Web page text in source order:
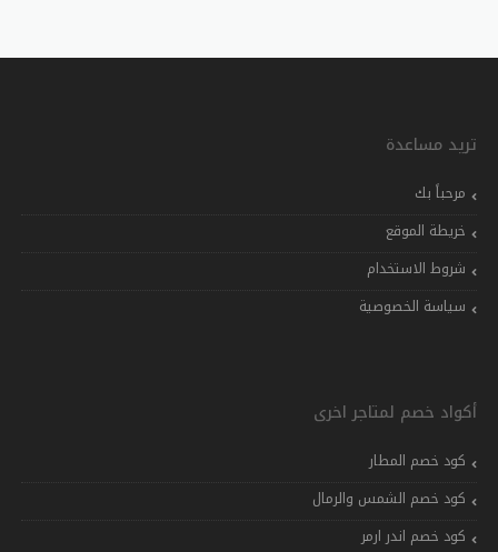
تريد مساعدة
مرحباً بك
خريطة الموقع
شروط الاستخدام
سياسة الخصوصية
أكواد خصم لمتاجر اخرى
كود خصم المطار
كود خصم الشمس والرمال
كود خصم اندر ارمر